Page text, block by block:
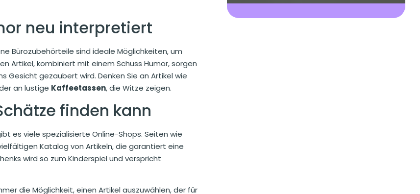
neu interpretiert
Bürozubehörteile sind ideale Möglichkeiten, um
Artikel, kombiniert mit einem Schuss Humor, sorgen
gezaubert wird. Denken Sie an Artikel wie
an lustige Kaffeetassen, die Witze zeigen.
finden kann
es viele spezialisierte Online-Shops. Seiten wie
Katalog von Artikeln, die garantiert eine
wird so zum Kinderspiel und verspricht
die Möglichkeit, einen Artikel auszuwählen, der für